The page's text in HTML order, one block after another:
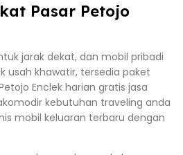
Pasar Petojo
jarak dekat, dan mobil pribadi
usah khawatir, tersedia paket
Enclek harian gratis jasa
kebutuhan traveling anda
mobil keluaran terbaru dengan